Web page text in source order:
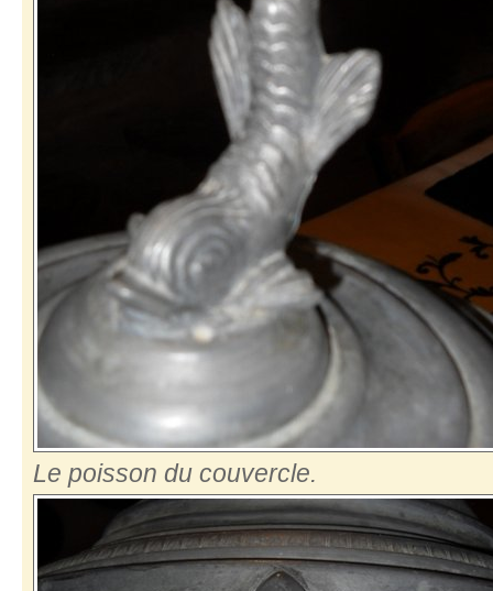
Le poisson du couvercle.